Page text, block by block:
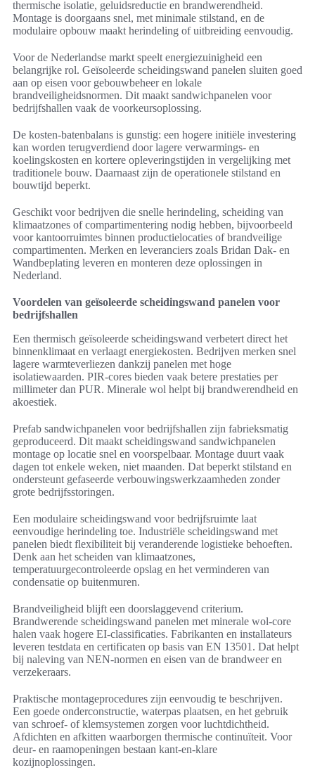
thermische isolatie, geluidsreductie en brandwerendheid.
Montage is doorgaans snel, met minimale stilstand, en de
modulaire opbouw maakt herindeling of uitbreiding eenvoudig.
Voor de Nederlandse markt speelt energiezuinigheid een
belangrijke rol. Geïsoleerde scheidingswand panelen sluiten goed
aan op eisen voor gebouwbeheer en lokale
brandveiligheidsnormen. Dit maakt sandwichpanelen voor
bedrijfshallen vaak de voorkeursoplossing.
De kosten-batenbalans is gunstig: een hogere initiële investering
kan worden terugverdiend door lagere verwarmings- en
koelingskosten en kortere opleveringstijden in vergelijking met
traditionele bouw. Daarnaast zijn de operationele stilstand en
bouwtijd beperkt.
Geschikt voor bedrijven die snelle herindeling, scheiding van
klimaatzones of compartimentering nodig hebben, bijvoorbeeld
voor kantoorruimtes binnen productielocaties of brandveilige
compartimenten. Merken en leveranciers zoals Bridan Dak- en
Wandbeplating leveren en monteren deze oplossingen in
Nederland.
Voordelen van geïsoleerde scheidingswand panelen voor
bedrijfshallen
Een thermisch geïsoleerde scheidingswand verbetert direct het
binnenklimaat en verlaagt energiekosten. Bedrijven merken snel
lagere warmteverliezen dankzij panelen met hoge
isolatiewaarden. PIR-cores bieden vaak betere prestaties per
millimeter dan PUR. Minerale wol helpt bij brandwerendheid en
akoestiek.
Prefab sandwichpanelen voor bedrijfshallen zijn fabrieksmatig
geproduceerd. Dit maakt scheidingswand sandwichpanelen
montage op locatie snel en voorspelbaar. Montage duurt vaak
dagen tot enkele weken, niet maanden. Dat beperkt stilstand en
ondersteunt gefaseerde verbouwingswerkzaamheden zonder
grote bedrijfsstoringen.
Een modulaire scheidingswand voor bedrijfsruimte laat
eenvoudige herindeling toe. Industriële scheidingswand met
panelen biedt flexibiliteit bij veranderende logistieke behoeften.
Denk aan het scheiden van klimaatzones,
temperatuurgecontroleerde opslag en het verminderen van
condensatie op buitenmuren.
Brandveiligheid blijft een doorslaggevend criterium.
Brandwerende scheidingswand panelen met minerale wol-core
halen vaak hogere EI-classificaties. Fabrikanten en installateurs
leveren testdata en certificaten op basis van EN 13501. Dat helpt
bij naleving van NEN-normen en eisen van de brandweer en
verzekeraars.
Praktische montageprocedures zijn eenvoudig te beschrijven.
Een goede onderconstructie, waterpas plaatsen, en het gebruik
van schroef- of klemsystemen zorgen voor luchtdichtheid.
Afdichten en afkitten waarborgen thermische continuïteit. Voor
deur- en raamopeningen bestaan kant-en-klare
kozijnoplossingen.